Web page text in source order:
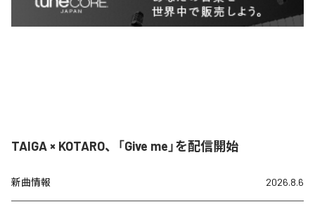
TAIGA × KOTARO、「Give me」を配信開始
新曲情報 2026.8.6